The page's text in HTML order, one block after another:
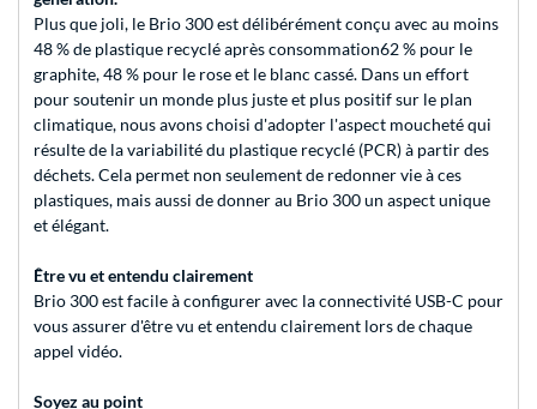
Plus que joli, le Brio 300 est délibérément conçu avec au moins
48 % de plastique recyclé après consommation62 % pour le
graphite, 48 % pour le rose et le blanc cassé. Dans un effort
pour soutenir un monde plus juste et plus positif sur le plan
climatique, nous avons choisi d'adopter l'aspect moucheté qui
résulte de la variabilité du plastique recyclé (PCR) à partir des
déchets. Cela permet non seulement de redonner vie à ces
plastiques, mais aussi de donner au Brio 300 un aspect unique
et élégant.
Être vu et entendu clairement
Brio 300 est facile à configurer avec la connectivité USB-C pour
vous assurer d'être vu et entendu clairement lors de chaque
appel vidéo.
Soyez au point